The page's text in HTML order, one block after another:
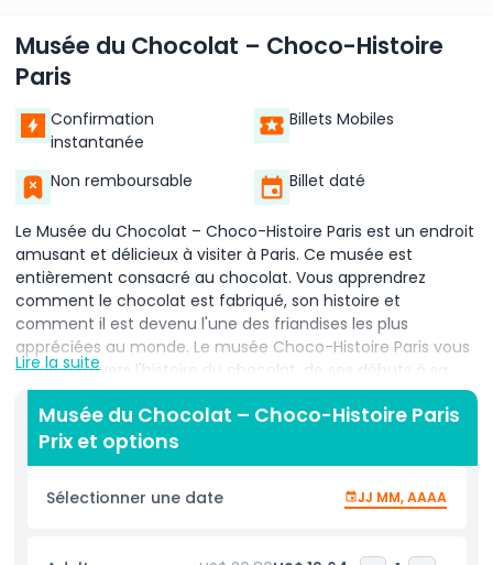
Musée du Chocolat – Choco-Histoire
Paris
Confirmation
instantanée
Billets Mobiles
Non remboursable Billet daté
Le Musée du Chocolat – Choco-Histoire Paris est un endroit
amusant et délicieux à visiter à Paris. Ce musée est
entièrement consacré au chocolat. Vous apprendrez
comment le chocolat est fabriqué, son histoire et
comment il est devenu l'une des friandises les plus
appréciées au monde. Le musée Choco-Histoire Paris vous
guide à travers l'histoire du chocolat, de ses débuts à sa
fabrication actuelle.
Au Musée du Chocolat, vous pouvez voir le chocolat être
fabriqué par des chocolatiers experts. Vous pouvez
chocolat, depuis l'époque où il était utilisé par les cultures
consommons aujourd'hui. Le musée propose de
Lire la suite
Musée du Chocolat – Choco-Histoire Paris
Prix et options
Sélectionner une date JJ MM, AAAA